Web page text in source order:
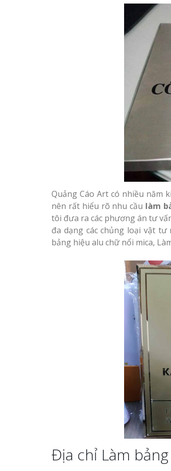
Quảng Cáo Art có nhiều năm
nên rất hiểu rõ nhu cầu làm
tôi đưa ra các phương án tư
đa dạng các chủng loại vật
bảng hiệu alu chữ nổi mica,
Địa chỉ Làm